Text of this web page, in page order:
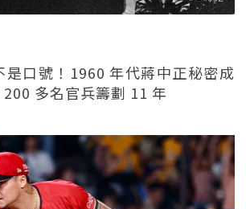
是口號！1960 年代蔣中正秘密成
多名官兵籌劃 11 年